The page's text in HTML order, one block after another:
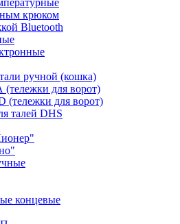
крюком
Bluetooth
ручной (кошка)
для ворот)
(тележки для ворот)
талей DHS
концевые